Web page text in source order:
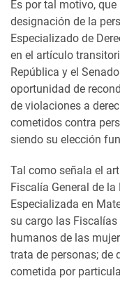
Es por tal motivo,
designación de la
Especializado de
en el artículo
República y el
oportunidad de
de violaciones a
cometidos contra
siendo su elección
Tal como señala el
Fiscalía General de
Especializada en
su cargo las
humanos de las
trata de personas; de
cometida por